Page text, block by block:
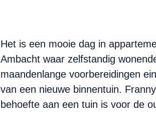
Het is een mooie dag in
Ambacht waar zelfstandig
maandenlange voorbereidingen
van een nieuwe binnentuin.
behoefte aan een tuin is voor de